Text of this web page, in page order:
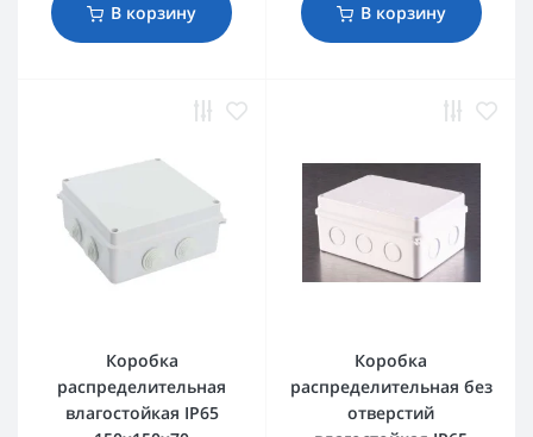
В корзину В корзину
Коробка
распределительная
влагостойкая IP65
Коробка
распределительная без
отверстий